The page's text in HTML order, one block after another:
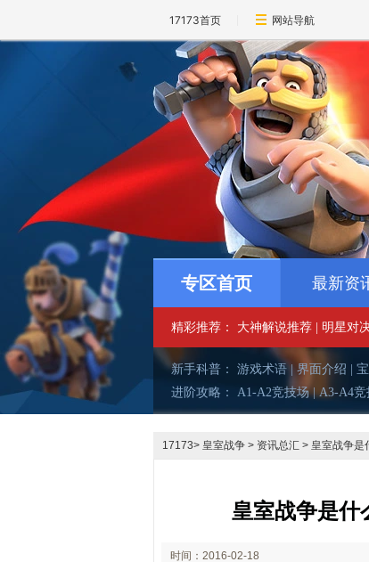
17173首页 网站导航
专区首页 最新资
精彩推荐： 大神解说推荐 明星对
新手科普： 游戏术语 界面介绍
进阶攻略：
A1-A2竞技场|A3-A4竞
17173> 皇室战争 > 资讯总汇 > 皇室战争是
皇室战争是什
时间：2016-02-18